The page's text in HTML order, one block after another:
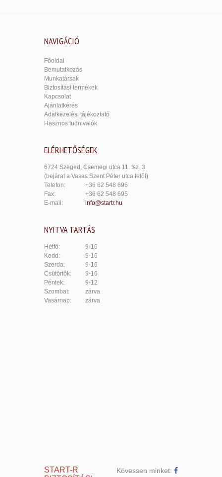
NAVIGÁCIÓ
Főoldal
Bemutatkozás
Munkatársak
Biztosítási termékek
Kapcsolat
Ajánlatkérés
Adatkezelési tájékoztató
Hasznos tudnivalók
ELÉRHETŐSÉGEK
6724 Szeged, Csemegi utca 11. fsz. 3.
(bejárat a Vasas Szent Péter utca felől)
Telefon:
+36 62 548 696
Fax:
+36 62 548 695
E-mail:
info@startr.hu
NYITVA TARTÁS
Hétfő:
9-16
Kedd:
9-16
Szerda:
9-16
Csütörtök:
9-16
Péntek:
9-12
Szombat:
zárva
Vasárnap:
zárva
Kövessen minket:
START-R